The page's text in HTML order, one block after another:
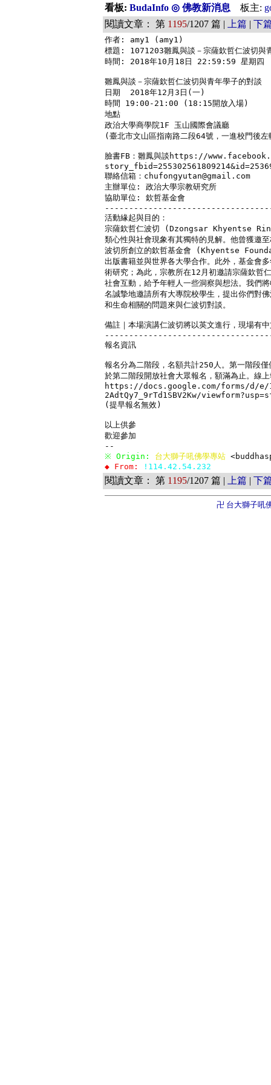
看板: BudaInfo ◎ 佛教新消息 板主:
閱讀文章： 第 1195/1207 篇 | 上篇 | 下
作者: amy1 (amy1)
標題: 1071203雛鳳與談－宗薩欽哲仁波切與
時間: 2018年10月18日 22:59:59 星期四
雛鳳與談－宗薩欽哲仁波切與青年學子的對談
日期  2018年12月3日(一)
時間 19:00-21:00 (18:15開放入場)
地點
政治大學商學院1F 玉山國際會議廳
(臺北市文山區指南路二段64號，一進校門後
臉書FB：雛鳳與談https://
聯絡信箱：chufongyutan@gmail.com
主辦單位: 政治大學宗教研究所
協助單位: 欽哲基金會
活動緣起與目的：
宗薩欽哲仁波切 (Dzongsar Khyentse
類心性與社會現象有其獨特的見解。他曾獲邀
波切所創立的欽哲基金會 (Khyentse
出版書籍並與世界各大學合作。此外，基金會
術研究；為此，宗教所在12月初邀請宗薩欽哲
社會互動，給予年輕人一些洞察與想法。我們
名誠摯地邀請所有大專院校學生，提出你們對
和生命相關的問題來與仁波切對談。
備註｜本場演講仁波切將以英文進行，現場有
報名資訊
報名分為二階段，名額共計250人。第一階段
於第二階段開放社會大眾報名，額滿為止。線
https://docs.google.com/forms/d/e/
2AdtQy7_9rTd1SBV2Kw/
(提早報名無效)
以上供參
歡迎參加
※ Origin: 台大獅子吼佛學專站
◆ From:
!114.42.54.232
閱讀文章： 第 1195/1207 篇 | 上篇 | 下
卍 台大獅子吼